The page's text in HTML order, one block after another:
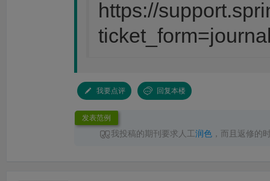
https://
我要点评 回复本楼
发表范例
我投稿的期刊要求人工润色 ，而且返修的